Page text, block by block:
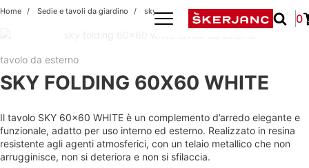
0
Home Sedie e tavoli da giardino sky folding 60x60 white
tavolo da esterno
SKY FOLDING 60X60 WHITE
Il tavolo SKY 60x60 WHITE è un complemento d’arredo elegante e
funzionale, adatto per uso interno ed esterno. Realizzato in resina
resistente agli agenti atmosferici, con un telaio metallico che non
arrugginisce, non si deteriora e non si sfilaccia.